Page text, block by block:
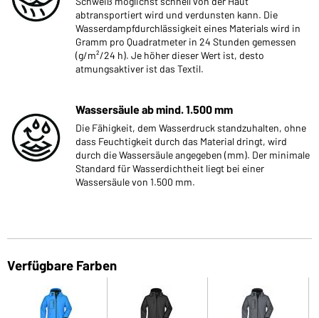
abtransportiert wird und verdunsten kann. Die
Wasserdampfdurchlässigkeit eines Materials wird in
Gramm pro Quadratmeter in 24 Stunden gemessen
(g/m²/24 h). Je höher dieser Wert ist, desto
atmungsaktiver ist das Textil.
Wassersäule ab mind. 1.500 mm
Die Fähigkeit, dem Wasserdruck standzuhalten, ohne
dass Feuchtigkeit durch das Material dringt, wird
durch die Wassersäule angegeben (mm). Der minimale
Standard für Wasserdichtheit liegt bei einer
Wassersäule von 1.500 mm.
Verfügbare Farben